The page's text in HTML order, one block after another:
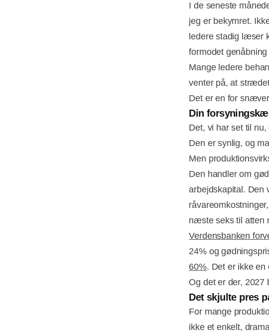
I de seneste
jeg er bekymret.
ledere stadig læser
formodet
Mange ledere
venter på, at
Det er en for
Din
Det, vi har set til
Den er synlig, og
Men
Den handler om
arbejdskapital. Den
næste seks til atten
Verdensbanken
24% og
60%. Det er ikke en
Og det er der, 2027
Det skjulte pres
For mange
ikke et enkelt,